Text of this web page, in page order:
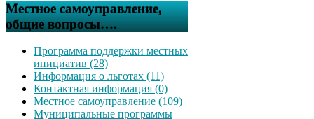
Местное самоуправление,
общие вопросы….
Программа поддержки местных
инициатив (28)
Информация о льготах (11)
Контактная информация (0)
Местное самоуправление (109)
Муниципальные программы